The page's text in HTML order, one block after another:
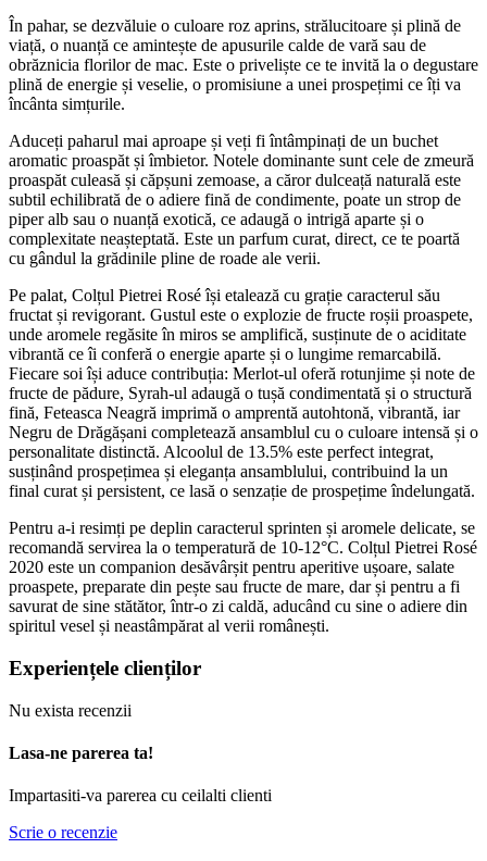
În pahar, se dezvăluie o culoare roz aprins, strălucitoare și plină de
viață, o nuanță ce amintește de apusurile calde de vară sau de
obrăznicia florilor de mac. Este o priveliște ce te invită la o degustare
plină de energie și veselie, o promisiune a unei prospețimi ce îți va
încânta simțurile.
Aduceți paharul mai aproape și veți fi întâmpinați de un buchet
aromatic proaspăt și îmbietor. Notele dominante sunt cele de zmeură
proaspăt culeasă și căpșuni zemoase, a căror dulceață naturală este
subtil echilibrată de o adiere fină de condimente, poate un strop de
piper alb sau o nuanță exotică, ce adaugă o intrigă aparte și o
complexitate neașteptată. Este un parfum curat, direct, ce te poartă
cu gândul la grădinile pline de roade ale verii.
Pe palat, Colțul Pietrei Rosé își etalează cu grație caracterul său
fructat și revigorant. Gustul este o explozie de fructe roșii proaspete,
unde aromele regăsite în miros se amplifică, susținute de o aciditate
vibrantă ce îi conferă o energie aparte și o lungime remarcabilă.
Fiecare soi își aduce contribuția: Merlot-ul oferă rotunjime și note de
fructe de pădure, Syrah-ul adaugă o tușă condimentată și o structură
fină, Feteasca Neagră imprimă o amprentă autohtonă, vibrantă, iar
Negru de Drăgășani completează ansamblul cu o culoare intensă și o
personalitate distinctă. Alcoolul de 13.5% este perfect integrat,
susținând prospețimea și eleganța ansamblului, contribuind la un
final curat și persistent, ce lasă o senzație de prospețime îndelungată.
Pentru a-i resimți pe deplin caracterul sprinten și aromele delicate, se
recomandă servirea la o temperatură de 10-12°C. Colțul Pietrei Rosé
2020 este un companion desăvârșit pentru aperitive ușoare, salate
proaspete, preparate din pește sau fructe de mare, dar și pentru a fi
savurat de sine stătător, într-o zi caldă, aducând cu sine o adiere din
spiritul vesel și neastâmpărat al verii românești.
Experiențele clienților
Nu exista recenzii
Lasa-ne parerea ta!
Impartasiti-va parerea cu ceilalti clienti
Scrie o recenzie